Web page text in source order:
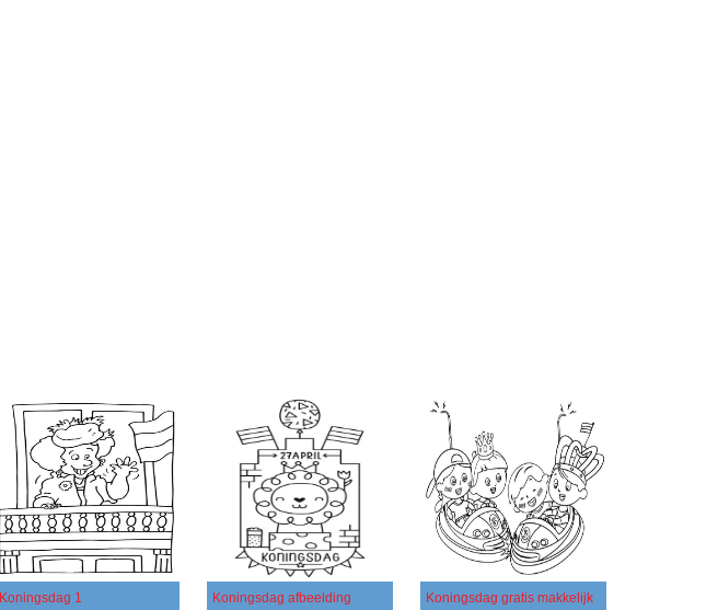
Koningsdag 1 Koningsdag afbeelding Koningsdag gratis makkelijk